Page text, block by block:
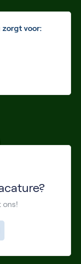
zorgt voor:
ons!